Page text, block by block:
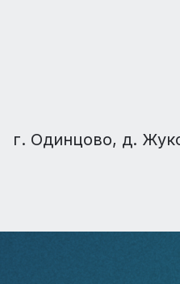
г. Одинцово, д.